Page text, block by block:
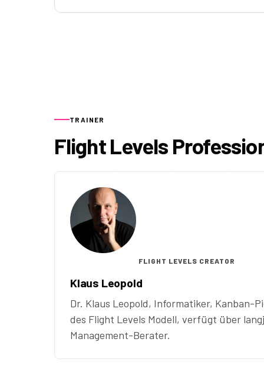
TRAINER
Flight Levels
FLIGHT LEVELS CREATOR
Klaus Leopold
Dr. Klaus Leopold, Informatiker, Kanban-
des Flight Levels Modell, verfügt über
Management-Berater.